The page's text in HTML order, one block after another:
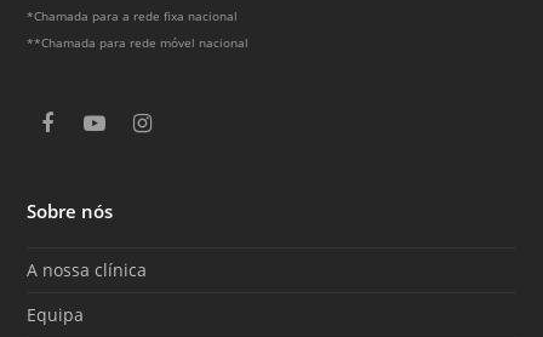
*Chamada para a rede fixa nacional
**Chamada para rede móvel nacional
F
e
b
o
k
Y
T
u
e
I
r
a
Sobre nós
A nossa clínica
Equipa